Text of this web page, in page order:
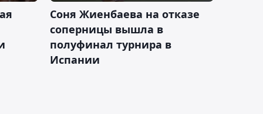
Соня Жиенбаева на отказе
соперницы вышла в
полуфинал турнира в
Испании